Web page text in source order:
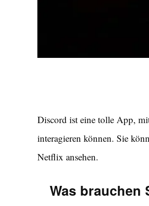
Discord ist eine tolle App,
interagieren können. Sie
Netflix ansehen.
Was brauchen